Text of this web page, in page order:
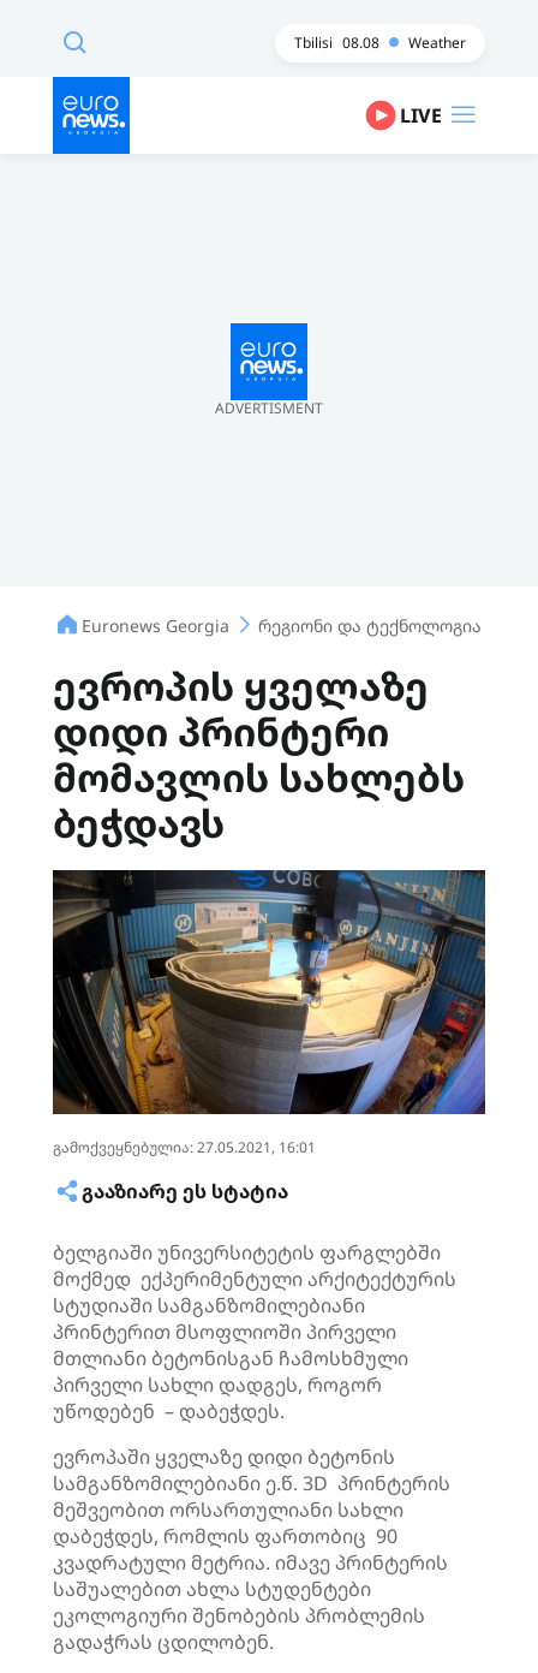
Tbilisi 08.08 Weather
LIVE
ADVERTISMENT
Euronews Georgia რეგიონი და ტექნოლოგია
ევროპის ყველაზე
დიდი პრინტერი
მომავლის სახლებს
ბეჭდავს
გამოქვეყნებულია: 27.05.2021, 16:01
ᲒᲐᲐᲖᲘᲐᲠᲔ ᲔᲡ ᲡᲢᲐᲢᲘᲐ
ბელგიაში უნივერსიტეტის ფარგლებში
მოქმედ ექპერიმენტული არქიტექტურის
სტუდიაში სამგანზომილებიანი
პრინტერით მსოფლიოში პირველი
მთლიანი ბეტონისგან ჩამოსხმული
პირველი სახლი დადგეს, როგორ
უწოდებენ – დაბეჭდეს.
ევროპაში ყველაზე დიდი ბეტონის
სამგანზომილებიანი ე.წ. 3D პრინტერის
მეშვეობით ორსართულიანი სახლი
დაბეჭდეს, რომლის ფართობიც 90
კვადრატული მეტრია. იმავე პრინტერის
საშუალებით ახლა სტუდენტები
ეკოლოგიური შენობების პრობლემის
გადაჭრას ცდილობენ.